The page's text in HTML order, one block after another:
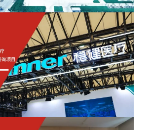
2026年6月12日